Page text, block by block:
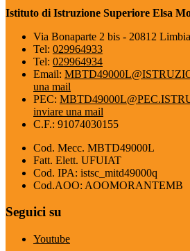
Istituto di Istruzione Superiore Elsa
Via Bonaparte 2 bis - 20812
Tel: 029964933
Tel: 029964934
Email:
una mail
PEC:
inviare una mail
C.F.: 91074030155
Cod. Mecc. MBTD49000L
Fatt. Elett. UFUIAT
Cod. IPA: istsc_mitd49000q
Cod.AOO: AOOMORANTEMB
Seguici su
Youtube